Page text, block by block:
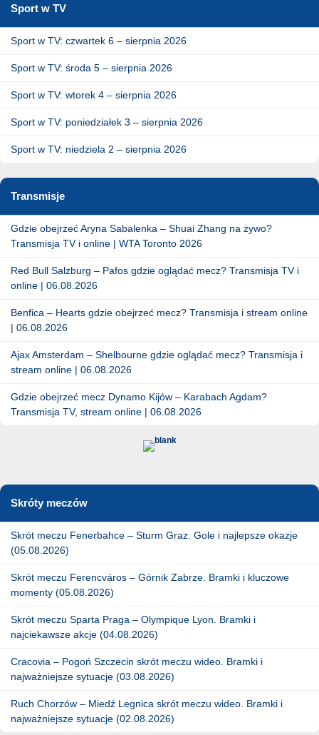
Sport w TV
Sport w TV: czwartek 6 – sierpnia 2026
Sport w TV: środa 5 – sierpnia 2026
Sport w TV: wtorek 4 – sierpnia 2026
Sport w TV: poniedziałek 3 – sierpnia 2026
Sport w TV: niedziela 2 – sierpnia 2026
Transmisje
Gdzie obejrzeć Aryna Sabalenka – Shuai Zhang na żywo?
Transmisja TV i online | WTA Toronto 2026
Red Bull Salzburg – Pafos gdzie oglądać mecz? Transmisja TV i
online | 06.08.2026
Benfica – Hearts gdzie obejrzeć mecz? Transmisja i stream online
| 06.08.2026
Ajax Amsterdam – Shelbourne gdzie oglądać mecz? Transmisja i
stream online | 06.08.2026
Gdzie obejrzeć mecz Dynamo Kijów – Karabach Agdam?
Transmisja TV, stream online | 06.08.2026
Skróty meczów
Skrót meczu Fenerbahce – Sturm Graz. Gole i najlepsze okazje
(05.08.2026)
Skrót meczu Ferencváros – Górnik Zabrze. Bramki i kluczowe
momenty (05.08.2026)
Skrót meczu Sparta Praga – Olympique Lyon. Bramki i
najciekawsze akcje (04.08.2026)
Cracovia – Pogoń Szczecin skrót meczu wideo. Bramki i
najważniejsze sytuacje (03.08.2026)
Ruch Chorzów – Miedź Legnica skrót meczu wideo. Bramki i
najważniejsze sytuacje (02.08.2026)